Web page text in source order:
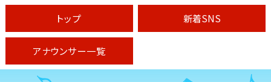
トップ 新着SNS
アナウンサー一覧